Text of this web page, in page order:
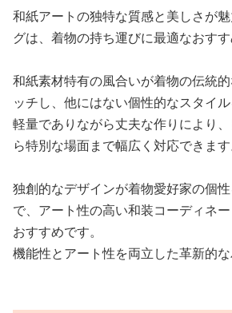
和紙アートの独特な質感と美しさが
グは、着物の持ち運びに最適なおすす
和紙素材特有の風合いが着物の伝統
ッチし、他にはない個性的なスタイル
軽量でありながら丈夫な作りにより
ら特別な場面まで幅広く対応できます
独創的なデザインが着物愛好家の個
で、アート性の高い和装コーディネ
おすすめです。
機能性とアート性を両立した革新的な